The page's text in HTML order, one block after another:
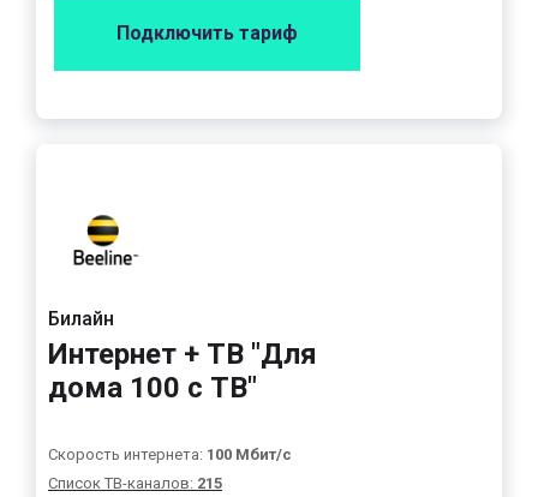
Подключить тариф
Билайн
Интернет + ТВ "Для
дома 100 с ТВ"
Скорость интернета: 100 Мбит/с
Список ТВ-каналов: 215